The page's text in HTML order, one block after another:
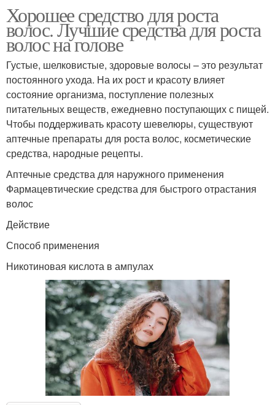
Хорошее средство для роста
волос. Лучшие средства для роста
волос на голове
Густые, шелковистые, здоровые волосы – это результат
постоянного ухода. На их рост и красоту влияет
состояние организма, поступление полезных
питательных веществ, ежедневно поступающих с пищей.
Чтобы поддерживать красоту шевелюры, существуют
аптечные препараты для роста волос, косметические
средства, народные рецепты.
Аптечные средства для наружного применения
Фармацевтические средства для быстрого отрастания
волос
Действие
Способ применения
Никотиновая кислота в ампулах